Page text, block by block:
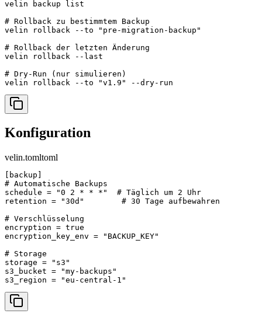
velin backup list
# Rollback zu bestimmtem Backup
velin rollback --to "pre-migration-backup"
# Rollback der letzten Änderung
velin rollback --last
# Dry-Run (nur simulieren)
velin rollback --to "v1.9" --dry-run
Konfiguration
velin.tomltoml
[backup]
# Automatische Backups
schedule = "0 2 * * *"  # Täglich um 2 Uhr
retention = "30d"        # 30 Tage aufbewahren
# Verschlüsselung
encryption = true
encryption_key_env = "BACKUP_KEY"
# Storage
storage = "s3"
s3_bucket = "my-backups"
s3_region = "eu-central-1"